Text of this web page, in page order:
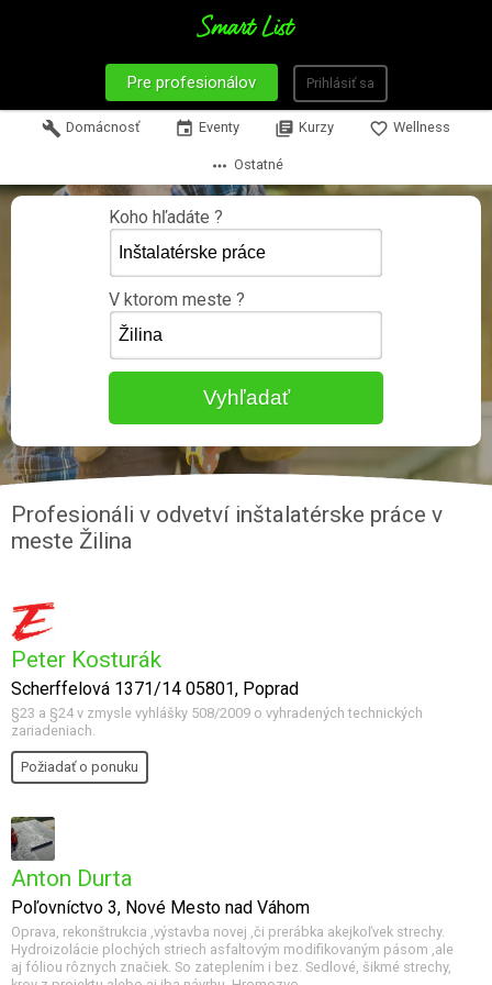
Pre profesionálov Prihlásiť sa
build Domácnosť event Eventy library_books Kurzy favorite_border Wellness
more_horiz Ostatné
Koho hľadáte ?
V ktorom meste ?
Profesionáli v odvetví inštalatérske práce v
meste Žilina
Peter Kosturák
Scherffelová 1371/14 05801, Poprad
§23 a §24 v zmysle vyhlášky 508/2009 o vyhradených technických
zariadeniach.
Požiadať o ponuku
Anton Durta
Poľovníctvo 3, Nové Mesto nad Váhom
Oprava, rekonštrukcia ,výstavba novej ,či prerábka akejkoľvek strechy.
Hydroizolácie plochých striech asfaltovým modifikovaným pásom ,ale
aj fóliou rôznych značiek. So zateplením i bez. Sedlové, šikmé strechy,